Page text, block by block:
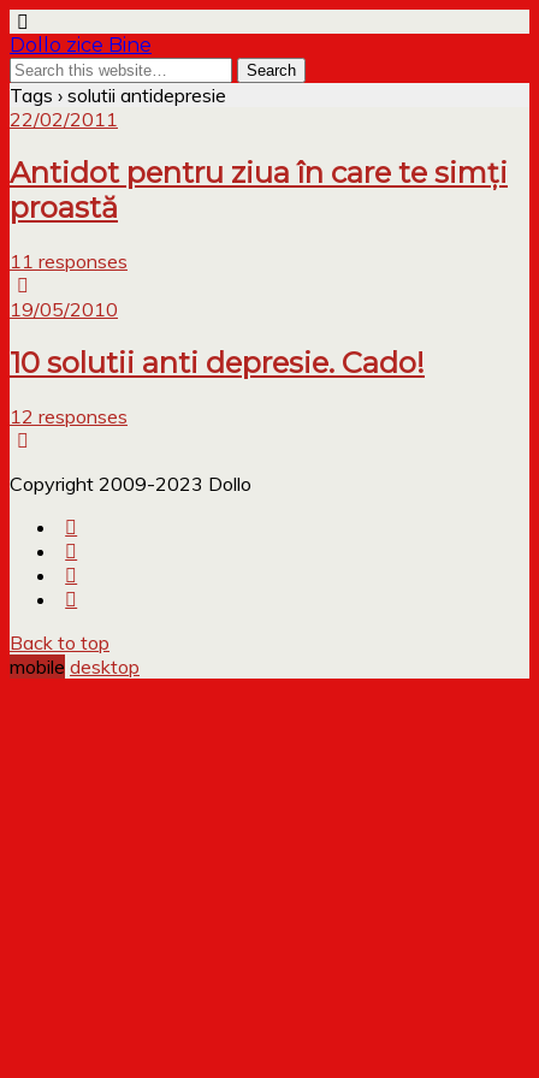
Dollo zice Bine
Tags › solutii antidepresie
22/02/2011
Antidot pentru ziua în care te simți
proastă
11 responses
19/05/2010
10 solutii anti depresie. Cado!
12 responses
Copyright 2009-2023 Dollo
Back to top
mobile desktop